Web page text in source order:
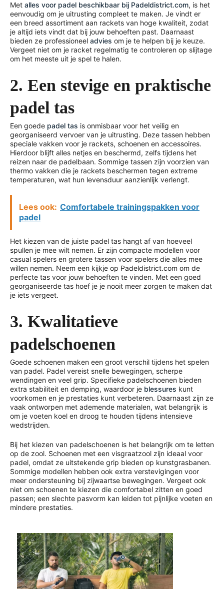
Met alles voor padel beschikbaar bij Padeldistrict.com, is het
eenvoudig om je uitrusting compleet te maken. Je vindt er
een breed assortiment aan rackets van hoge kwaliteit, zodat
je altijd iets vindt dat bij jouw behoeften past. Daarnaast
bieden ze professioneel advies om je te helpen bij je keuze.
Vergeet niet om je racket regelmatig te controleren op slijtage
om het meeste uit je spel te halen.
2. Een stevige en praktische
padel tas
Een goede padel tas is onmisbaar voor het veilig en
georganiseerd vervoer van je uitrusting. Deze tassen hebben
speciale vakken voor je rackets, schoenen en accessoires.
Hierdoor blijft alles netjes en beschermd, zelfs tijdens het
reizen naar de padelbaan. Sommige tassen zijn voorzien van
thermo vakken die je rackets beschermen tegen extreme
temperaturen, wat hun levensduur aanzienlijk verlengt.
Lees ook: Comfortabele trainingspakken voor
padel
Het kiezen van de juiste padel tas hangt af van hoeveel
spullen je mee wilt nemen. Er zijn compacte modellen voor
casual spelers en grotere tassen voor spelers die alles mee
willen nemen. Neem een kijkje op Padeldistrict.com om de
perfecte tas voor jouw behoeften te vinden. Met een goed
georganiseerde tas hoef je je nooit meer zorgen te maken dat
je iets vergeet.
3. Kwalitatieve
padelschoenen
Goede schoenen maken een groot verschil tijdens het spelen
van padel. Padel vereist snelle bewegingen, scherpe
wendingen en veel grip. Specifieke padelschoenen bieden
extra stabiliteit en demping, waardoor je blessures kunt
voorkomen en je prestaties kunt verbeteren. Daarnaast zijn ze
vaak ontworpen met ademende materialen, wat belangrijk is
om je voeten koel en droog te houden tijdens intensieve
wedstrijden.
Bij het kiezen van padelschoenen is het belangrijk om te letten
op de zool. Schoenen met een visgraatzool zijn ideaal voor
padel, omdat ze uitstekende grip bieden op kunstgrasbanen.
Sommige modellen hebben ook extra verstevigingen voor
meer ondersteuning bij zijwaartse bewegingen. Vergeet ook
niet om schoenen te kiezen die comfortabel zitten en goed
passen; een slechte pasvorm kan leiden tot pijnlijke voeten en
mindere prestaties.